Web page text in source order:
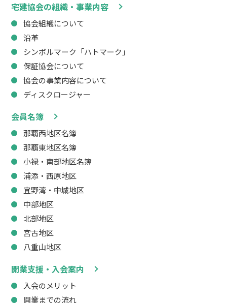
宅建協会の組織・事業内容
協会組織について
沿革
シンボルマーク「ハトマーク」
保証協会について
協会の事業内容について
ディスクロージャー
会員名簿
那覇西地区名簿
那覇東地区名簿
小禄・南部地区名簿
浦添・西原地区
宜野湾・中城地区
中部地区
北部地区
宮古地区
八重山地区
開業支援・入会案内
入会のメリット
開業までの流れ